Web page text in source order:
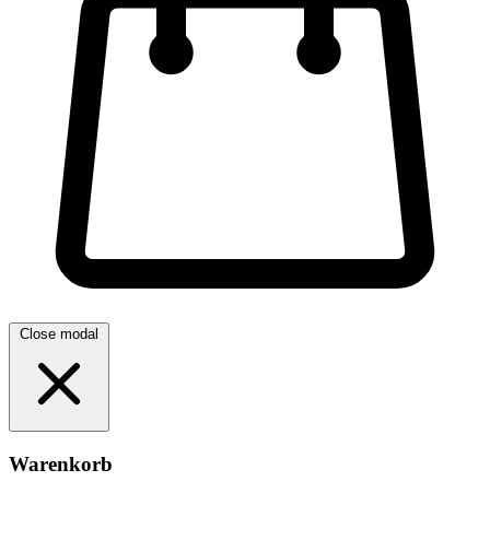
Close modal
Warenkorb